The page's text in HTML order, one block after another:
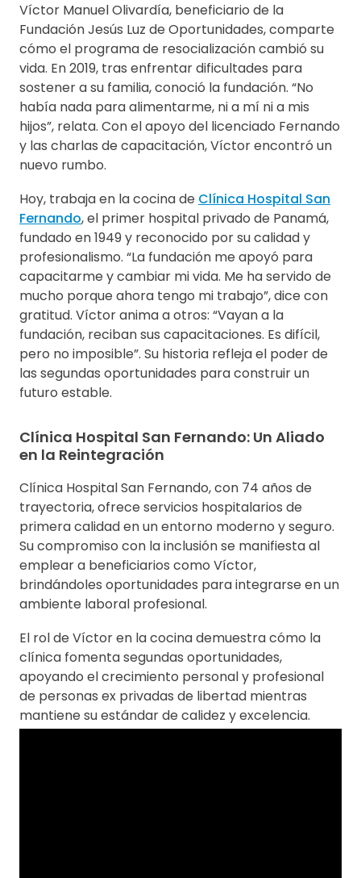
Víctor Manuel Olivardía, beneficiario de la
Fundación Jesús Luz de Oportunidades, comparte
cómo el programa de resocialización cambió su
vida. En 2019, tras enfrentar dificultades para
sostener a su familia, conoció la fundación. “No
había nada para alimentarme, ni a mí ni a mis
hijos”, relata. Con el apoyo del licenciado Fernando
y las charlas de capacitación, Víctor encontró un
nuevo rumbo.
Hoy, trabaja en la cocina de Clínica Hospital San
Fernando, el primer hospital privado de Panamá,
fundado en 1949 y reconocido por su calidad y
profesionalismo. “La fundación me apoyó para
capacitarme y cambiar mi vida. Me ha servido de
mucho porque ahora tengo mi trabajo”, dice con
gratitud. Víctor anima a otros: “Vayan a la
fundación, reciban sus capacitaciones. Es difícil,
pero no imposible”. Su historia refleja el poder de
las segundas oportunidades para construir un
futuro estable.
Clínica Hospital San Fernando: Un Aliado
en la Reintegración
Clínica Hospital San Fernando, con 74 años de
trayectoria, ofrece servicios hospitalarios de
primera calidad en un entorno moderno y seguro.
Su compromiso con la inclusión se manifiesta al
emplear a beneficiarios como Víctor,
brindándoles oportunidades para integrarse en un
ambiente laboral profesional.
El rol de Víctor en la cocina demuestra cómo la
clínica fomenta segundas oportunidades,
apoyando el crecimiento personal y profesional
de personas ex privadas de libertad mientras
mantiene su estándar de calidez y excelencia.